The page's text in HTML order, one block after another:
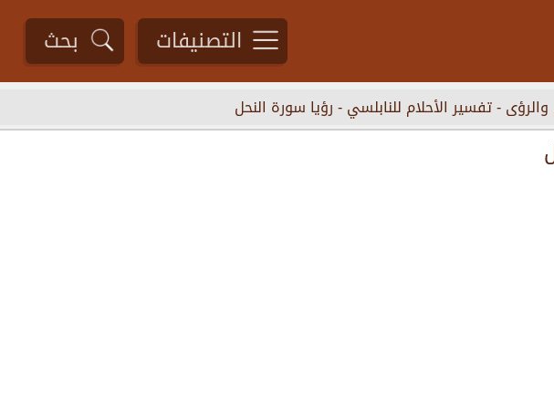
التصنيفات بحث
-تفسير الأحلام للنابلسي-رؤيا سورة النحل